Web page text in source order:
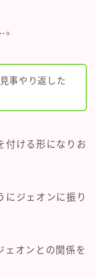
事やり返した
付ける形になりお
にジェオンに振り
ェオンとの関係を